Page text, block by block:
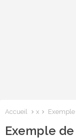
Accueil x
Exemple